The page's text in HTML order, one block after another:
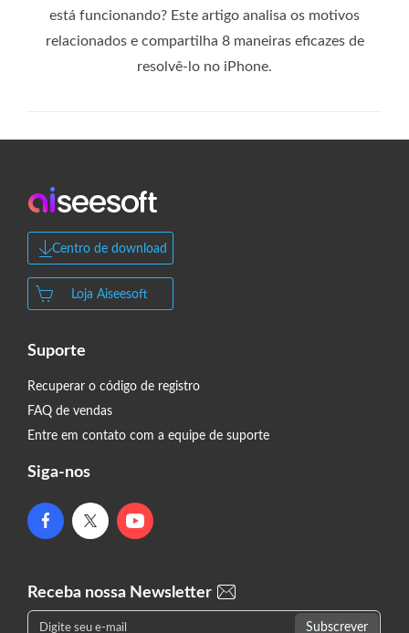
está funcionando? Este artigo analisa os motivos
relacionados e compartilha 8 maneiras eficazes de
resolvê-lo no iPhone.
Centro de download
Loja Aiseesoft
Suporte
Recuperar o código de registro
FAQ de vendas
Entre em contato com a equipe de suporte
Siga-nos
Receba nossa Newsletter